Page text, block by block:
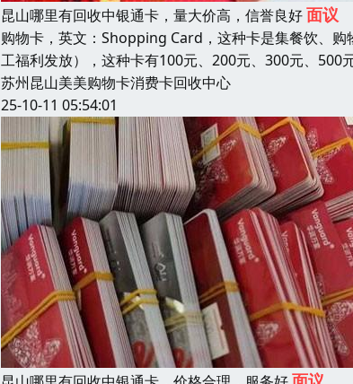
昆山哪里有回收中银通卡，量大价高，信誉良好面议
购物卡，英文：Shopping Card，这种卡是集餐饮、
工福利发放），这种卡有100元、200元、300元、500
苏州昆山美美购物卡消费卡回收中心
25-10-11 05:54:01